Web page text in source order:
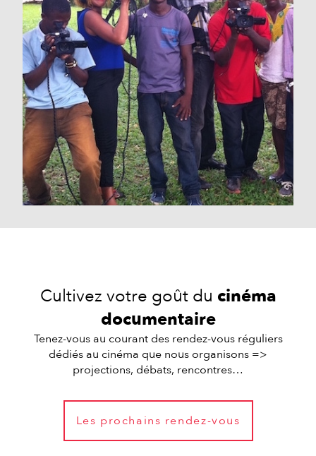
Cultivez votre goût du cinéma
documentaire
Tenez-vous au courant des rendez-vous réguliers
dédiés au cinéma que nous organisons =>
projections, débats, rencontres…
Les prochains rendez-vous